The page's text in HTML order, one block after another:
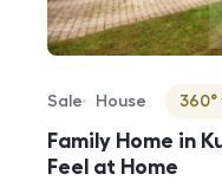
Family Home in
Feel at Home
Offer type
Sale
Property type
House
Virtuální prohlídka
360°